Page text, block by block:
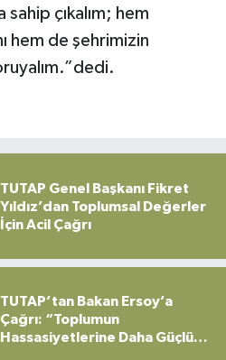
sahip çıkalım; hem
hem de şehrimizin
TUTAP Genel Başkanı Fikret
Yıldız’dan Toplumsal Değerler
İçin Acil Çağrı
TUTAP’tan Bakan Ersoy’a
Çağrı: “Toplumun
Hassasiyetlerine Daha Güçlü